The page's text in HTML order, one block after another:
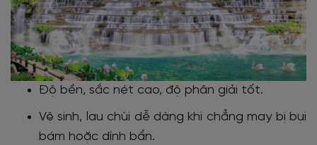
Độ bền, sắc nét cao, độ phân giải tốt.
Vệ sinh, lau chùi dễ dàng khi chẳng may bị bụi
bám hoặc dính bẩn.